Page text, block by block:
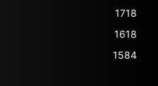
1718
1618
1584